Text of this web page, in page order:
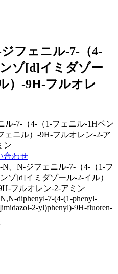
フェニル-7-（4-
ゾ[d]イミダゾー
）-9H-フルオレ
合わせ
N、N-ジフェニル-7-（4-（1-フ
ゾ[d]イミダゾール-2-イル）
フルオレン-2-アミン
diphenyl-7-(4-(1-phenyl-
2-yl)phenyl)-9H-fluoren-